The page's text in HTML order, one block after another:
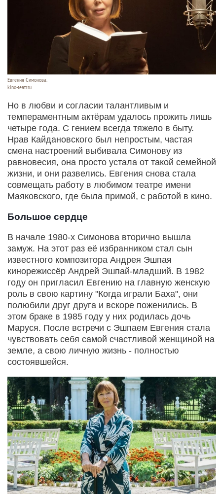
Евгения Симонова.
kino-teatr.ru
Но в любви и согласии талантливым и
темпераментным актёрам удалось прожить лишь
четыре года. С гением всегда тяжело в быту.
Нрав Кайдановского был непростым, частая
смена настроений выбивала Симонову из
равновесия, она просто устала от такой семейной
жизни, и они развелись. Евгения снова стала
совмещать работу в любимом театре имени
Маяковского, где была примой, с работой в кино.
Большое сердце
В начале 1980-х Симонова вторично вышла
замуж. На этот раз её избранником стал сын
известного композитора Андрея Эшпая
кинорежиссёр Андрей Эшпай-младший. В 1982
году он пригласил Евгению на главную женскую
роль в свою картину "Когда играли Баха", они
полюбили друг друга и вскоре поженились. В
этом браке в 1985 году у них родилась дочь
Маруся. После встречи с Эшпаем Евгения стала
чувствовать себя самой счастливой женщиной на
земле, а свою личную жизнь - полностью
состоявшейся.